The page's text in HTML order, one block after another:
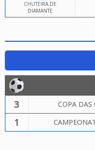
CHUTEIRA DE
DIAMANTE
3 COPA
1